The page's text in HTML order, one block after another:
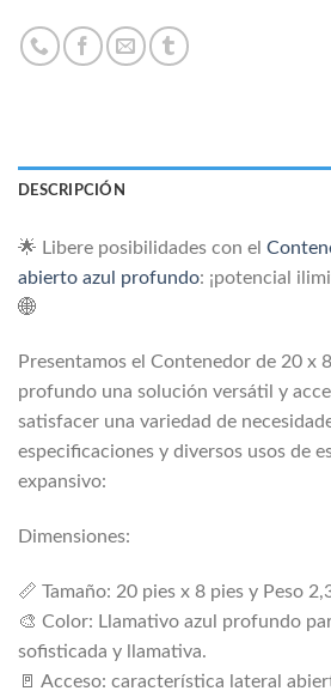
DESCRIPCIÓN
🌟 Libere posibilidades con el
abierto azul profundo: ¡potencial
🌐
Presentamos el Contenedor de 20 x
profundo una solución versátil y
satisfacer una variedad de
especificaciones y diversos usos de
expansivo:
Dimensiones:
📏 Tamaño: 20 pies x 8 pies y Peso
🎨 Color: Llamativo azul profundo
sofisticada y llamativa.
🚪 Acceso: característica lateral